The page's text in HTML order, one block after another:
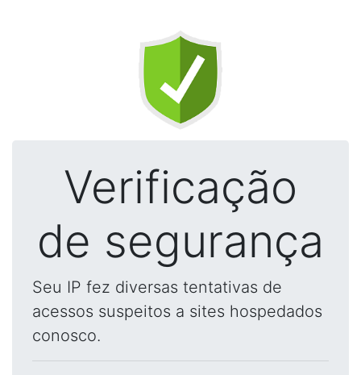
Verificação
de segurança
Seu IP fez diversas tentativas de
acessos suspeitos a sites hospedados
conosco.